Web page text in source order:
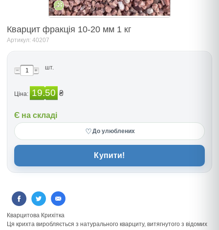
Кварцит фракція 10-20 мм 1 кг
Артикул: 40207
шт.
Ціна: 19.50 ₴
Є на складі
♡До улюблених
Купити!
Кварцитова Крихітка
Ця крихта виробляється з натурального кварциту, витягнутого з відомих